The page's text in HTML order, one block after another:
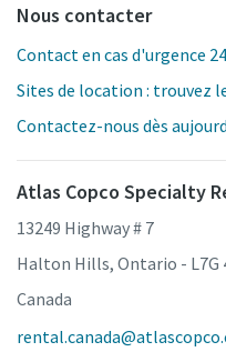
Nous contacter
Contact en cas d'urgence
Sites de location : trouvez
Contactez-nous dès
Atlas Copco Specialty
13249 Highway # 7
Halton Hills, Ontario - L7G
Canada